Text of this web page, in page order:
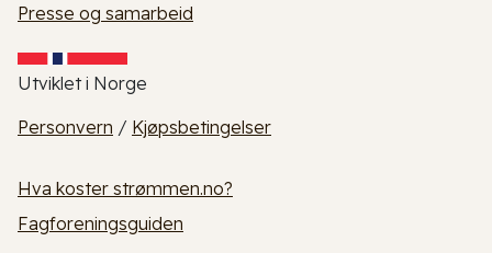
Presse og samarbeid
Utviklet i Norge
Personvern / Kjøpsbetingelser
Hva koster strømmen.no?
Fagforeningsguiden